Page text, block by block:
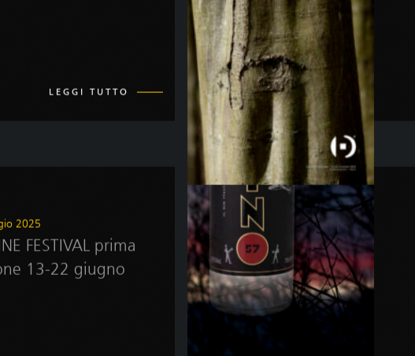
LEGGI TUTTO
2025
FESTIVAL prima
13-22 giugno